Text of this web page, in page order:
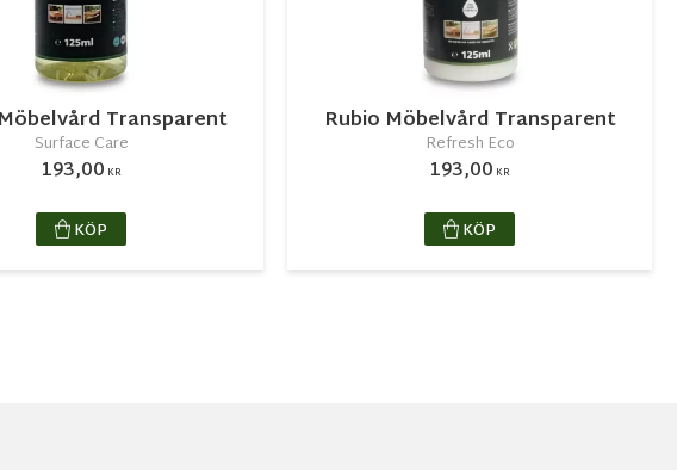
Transparent
Surface Care
193,00 KR
KÖP
Rubio Möbelvård Transparent
Refresh Eco
193,00 KR
KÖP